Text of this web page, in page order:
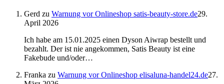
Gerd zu Warnung vor Onlineshop satis-beauty-store.de29.
April 2026
Ich habe am 15.01.2025 einen Dyson Aiwrap bestellt und
bezahlt. Der ist nie angekommen, Satis Beauty ist eine
Fakebude und/oder…
Franka zu Warnung vor Onlineshop elisaluna-handel24.de27.